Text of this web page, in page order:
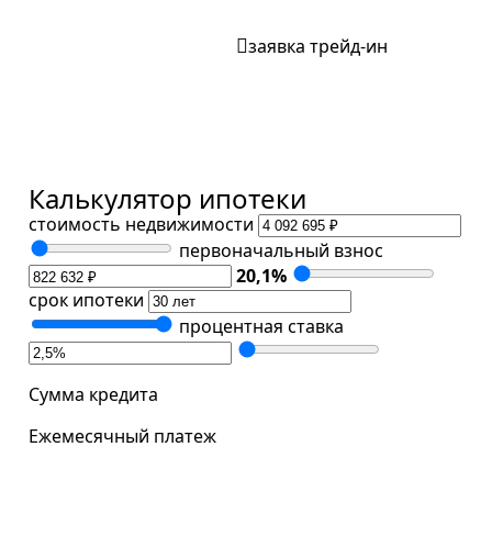
заявка трейд-ин
Калькулятор ипотеки
стоимость недвижимости
первоначальный взнос
20,1%
срок ипотеки
процентная ставка
Сумма кредита
Ежемесячный платеж